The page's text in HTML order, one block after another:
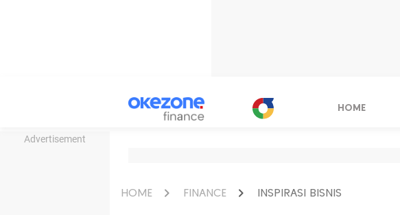
Advertisement
HOME
HOME FINANCE INSPIRASI BISNIS